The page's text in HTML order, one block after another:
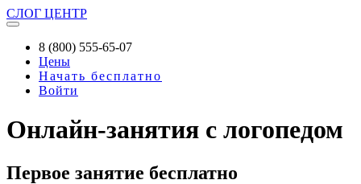
СЛОГ ЦЕНТР
8 (800) 555-65-07
Цены
Начать бесплатно
Войти
Онлайн-занятия с логопедом
Первое занятие бесплатно